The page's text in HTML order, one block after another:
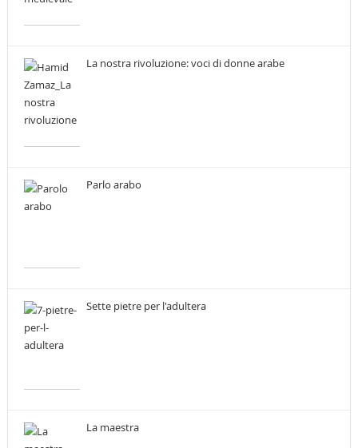
La nostra rivoluzione: voci di donne arabe
Parlo arabo
Sette pietre per l'adultera
La maestra